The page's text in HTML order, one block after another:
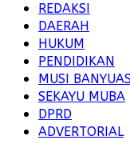
REDAKSI
DAERAH
HUKUM
PENDIDIKAN
MUSI
SEKAYU MUBA
DPRD
ADVERTORIAL